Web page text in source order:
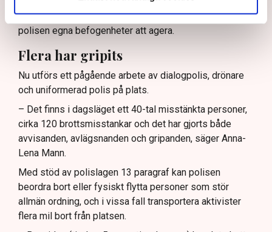
ingripandemot aktivister på plats). Utöver det har
polisen egna befogenheter att agera.
Flera har gripits
Nu utförs ett pågående arbete av dialogpolis, drönare
och uniformerad polis på plats.
– Det finns i dagsläget ett 40-tal misstänkta personer,
cirka 120 brottsmisstankar och det har gjorts både
avvisanden, avlägsnanden och gripanden, säger Anna-
Lena Mann.
Med stöd av polislagen 13 paragraf kan polisen
beordra bort eller fysiskt flytta personer som stör
allmän ordning, och i vissa fall transportera aktivister
flera mil bort från platsen.